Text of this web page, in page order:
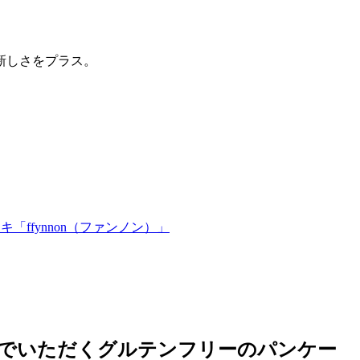
さをプラス。
「ffynnon（ファンノン）」
いただくグルテンフリーのパンケー